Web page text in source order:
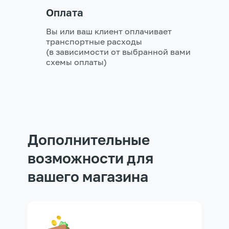
Вы или ваш клиент оплачивает
транспортные расходы
(в зависимости от выбранной вами
схемы оплаты)
Оплата
Дополнительные
возможности для
вашего магазина